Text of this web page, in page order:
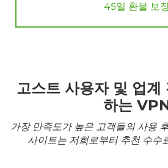
45일 환불 보
고스트 사용자 및 업
하는
가장 만족도가 높은 고객들의 사용
사이트는 저희로부터 추천 수수